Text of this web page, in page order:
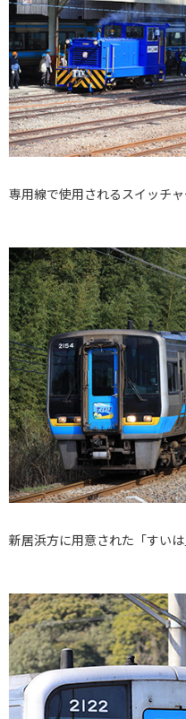
専用線で使用されるスイッチャ
新居浜方に用意された「すいは